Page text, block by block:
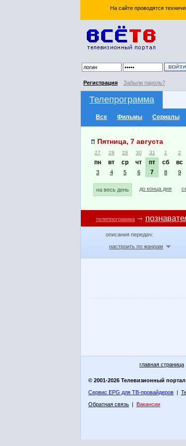
На сайте проводятся
Регистрация Забыли пароль?
Телепрограмма
Все Фильмы Сериалы
Пятница, 7 августа
27 28 29 30 31 1 2
пн вт ср чт пт сб вс
3 4 5 6 7 8 9
на весь день до конца дня
телепрограмма
описания передач:
настроить по жанрам
главная страница
© 2001-2026 Телевизионный
Сервис EPG для ТВ-провайдеров |
Обратная связь | Вакансии